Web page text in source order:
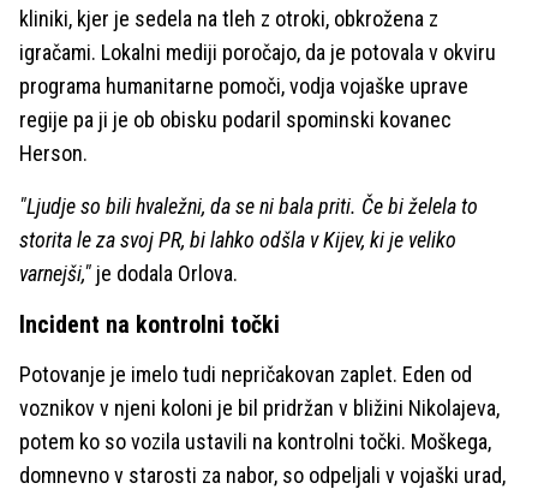
kliniki, kjer je sedela na tleh z otroki, obkrožena z
igračami. Lokalni mediji poročajo, da je potovala v okviru
programa humanitarne pomoči, vodja vojaške uprave
regije pa ji je ob obisku podaril spominski kovanec
Herson.
"Ljudje so bili hvaležni, da se ni bala priti. Če bi želela to
storita le za svoj PR, bi lahko odšla v Kijev, ki je veliko
varnejši," je dodala Orlova.
Incident na kontrolni točki
Potovanje je imelo tudi nepričakovan zaplet. Eden od
voznikov v njeni koloni je bil pridržan v bližini Nikolajeva,
potem ko so vozila ustavili na kontrolni točki. Moškega,
domnevno v starosti za nabor, so odpeljali v vojaški urad,